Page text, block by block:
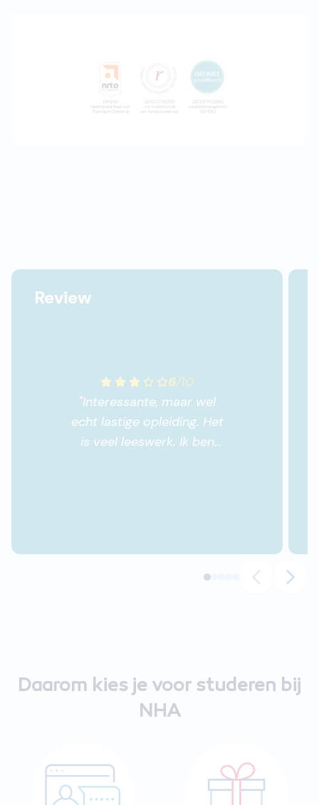
Review
6/10
"Interessante, maar wel
echt lastige opleiding. Het
is veel leeswerk. Ik ben
Daarom kies je voor studeren bij
NHA